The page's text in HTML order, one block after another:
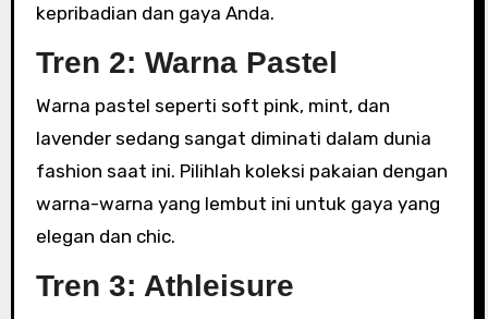
kepribadian dan gaya Anda.
Tren 2: Warna Pastel
Warna pastel seperti soft pink, mint, dan
lavender sedang sangat diminati dalam dunia
fashion saat ini. Pilihlah koleksi pakaian dengan
warna-warna yang lembut ini untuk gaya yang
elegan dan chic.
Tren 3: Athleisure